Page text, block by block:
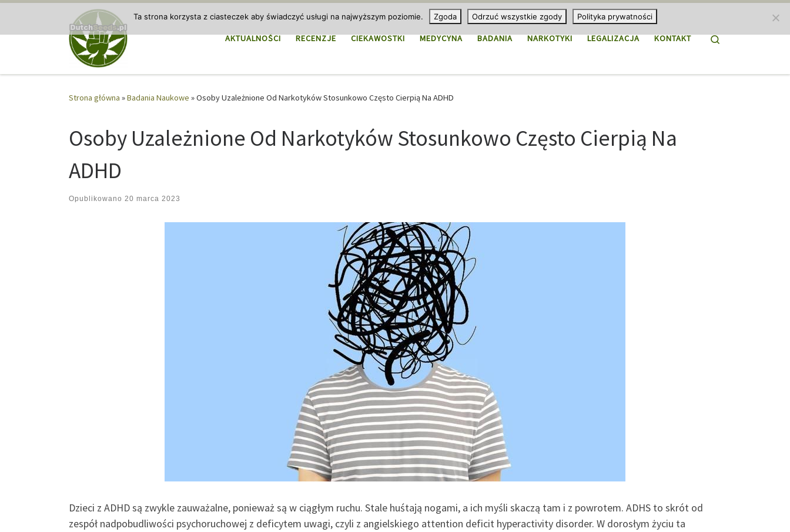
Przejdź do treści
AKTUALNOŚCI RECENZJE CIEKAWOSTKI MEDYCYNA BADANIA NARKOTYKI LEGALIZACJA KONTAKT Search
Strona główna »Badania Naukowe »Osoby Uzależnione Od Narkotyków Stosunkowo Często Cierpią Na ADHD
Osoby Uzależnione Od Narkotyków Stosunkowo Często Cierpią Na
ADHD
Opublikowano 20 marca 2023
Dzieci z ADHD są zwykle zauważalne, ponieważ są w ciągłym ruchu. Stale huśtają nogami, a ich myśli skaczą tam i z powrotem. ADHS to skrót od
zespół nadpobudliwości psychoruchowej z deficytem uwagi, czyli z angielskiego attention deficit hyperactivity disorder. W dorosłym życiu ta
Ta strona korzysta z ciasteczek aby świadczyć usługi na najwyższym poziomie. Zgoda Odrzuć wszystkie zgody Polityka prywatności